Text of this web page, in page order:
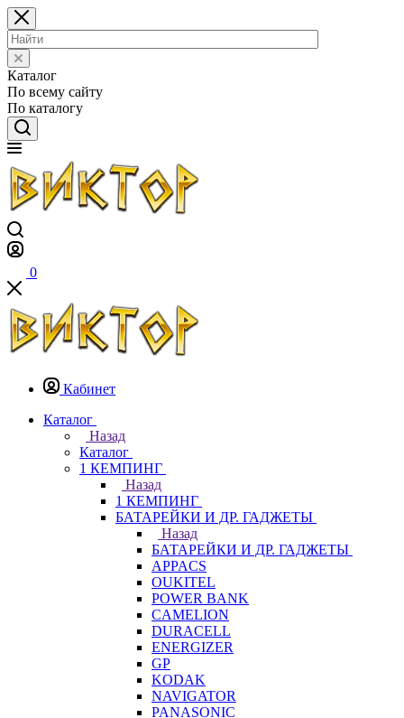
Каталог
По всему сайту
По каталогу
0
Кабинет
Каталог
Назад
Каталог
1 КЕМПИНГ
Назад
1 КЕМПИНГ
БАТАРЕЙКИ И ДР. ГАДЖЕТЫ
Назад
БАТАРЕЙКИ И ДР. ГАДЖЕТЫ
APPACS
OUKITEL
POWER BANK
CAMELION
DURACELL
ENERGIZER
GP
KODAK
NAVIGATOR
PANASONIC